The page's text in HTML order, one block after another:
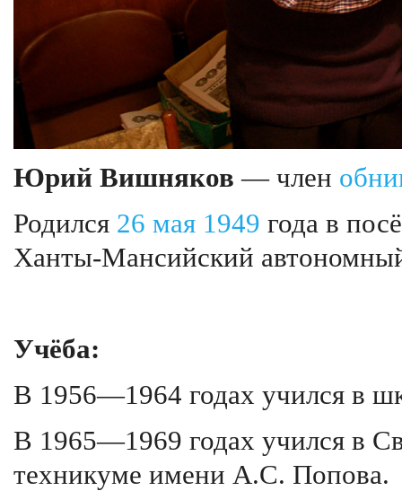
Юрий Вишняков — член
Родился 26 мая 1949 года в
Ханты-Мансийский
Учёба:
В 1956—1964 годах учился в
В 1965—1969 годах учился в
техникуме имени А.С. Попова.